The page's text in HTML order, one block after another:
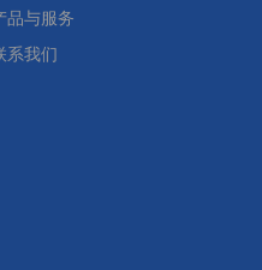
品与服务
系我们